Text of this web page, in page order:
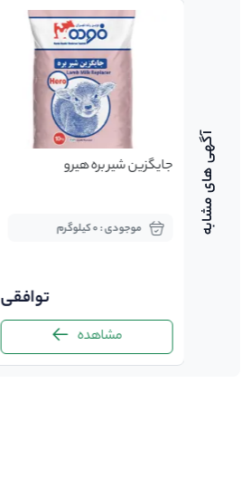
جایگزین شیر بره هیرو
موجودی : 0 کیلوگرم
توافقی
مشاهده